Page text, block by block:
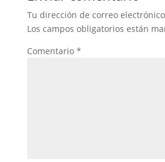
Tu dirección de correo
Los campos obligatorios están
Comentario *